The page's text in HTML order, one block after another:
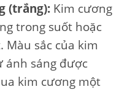
(trắng): Kim cương
trong suốt hoặc
Màu sắc của kim
ánh sáng được
kim cương một